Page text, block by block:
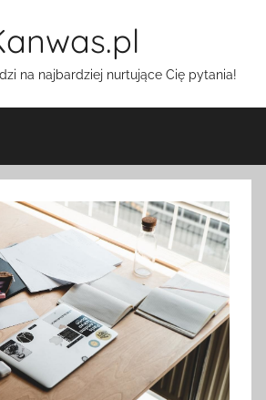
na najbardziej nurtujące Cię pytania!